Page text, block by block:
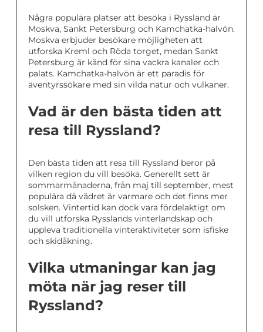
Några populära platser att besöka i Ryssland är
Moskva, Sankt Petersburg och Kamchatka-halvön.
Moskva erbjuder besökare möjligheten att
utforska Kreml och Röda torget, medan Sankt
Petersburg är känd för sina vackra kanaler och
palats. Kamchatka-halvön är ett paradis för
äventyrssökare med sin vilda natur och vulkaner.
Vad är den bästa tiden att
resa till Ryssland?
Den bästa tiden att resa till Ryssland beror på
vilken region du vill besöka. Generellt sett är
sommarmånaderna, från maj till september, mest
populära då vädret är varmare och det finns mer
solsken. Vintertid kan dock vara fördelaktigt om
du vill utforska Rysslands vinterlandskap och
uppleva traditionella vinteraktiviteter som isfiske
och skidåkning.
Vilka utmaningar kan jag
möta när jag reser till
Ryssland?